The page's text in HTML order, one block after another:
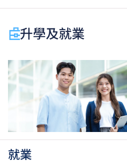
／「C級或以上」的成績，於
香港中學文憑考試科目成績
能力水平達A2或以上、日語
TOPIK II, 3級或以上，均被
科之一。2026年起，烏爾都
接受。詳情請按此處。
香港中學文憑考試應用學習
標」／「達標並表現優異 (I)
憑考試科目成績達「第二級
級」；最多計算兩科應用學
升學及就業
就業